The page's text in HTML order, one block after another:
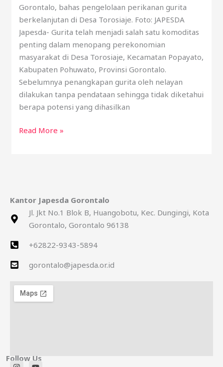
Gorontalo, bahas pengelolaan perikanan gurita
berkelanjutan di Desa Torosiaje. Foto: JAPESDA
Japesda- Gurita telah menjadi salah satu komoditas
penting dalam menopang perekonomian
masyarakat di Desa Torosiaje, Kecamatan Popayato,
Kabupaten Pohuwato, Provinsi Gorontalo.
Sebelumnya penangkapan gurita oleh nelayan
dilakukan tanpa pendataan sehingga tidak diketahui
berapa potensi yang dihasilkan
Read More »
Kantor Japesda Gorontalo
Jl. Jkt No.1 Blok B, Huangobotu, Kec. Dungingi, Kota
Gorontalo, Gorontalo 96138
+62822-9343-5894
gorontalo@japesda.or.id
Follow Us
I Y